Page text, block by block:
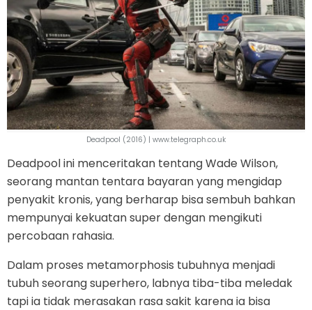
Deadpool (2016) | www.telegraph.co.uk
Deadpool ini menceritakan tentang Wade Wilson,
seorang mantan tentara bayaran yang mengidap
penyakit kronis, yang berharap bisa sembuh bahkan
mempunyai kekuatan super dengan mengikuti
percobaan rahasia.
Dalam proses metamorphosis tubuhnya menjadi
tubuh seorang superhero, labnya tiba-tiba meledak
tapi ia tidak merasakan rasa sakit karena ia bisa